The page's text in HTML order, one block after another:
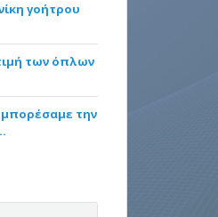
γοήτρου
των όπλων
μπορέσαμε την